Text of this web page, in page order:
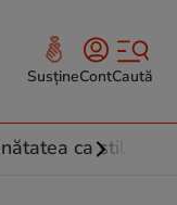
SusțineContCaută
ca stil de